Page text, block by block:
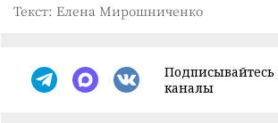
Текст: Елена Мирошниченко
каналы